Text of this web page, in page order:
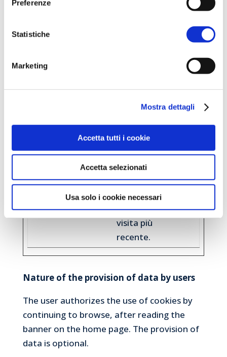
Preferenze
Statistiche
Marketing
Mostra dettagli
Accetta tutti i cookie
Accetta selezionati
Usa solo i cookie necessari
visitato il
sito
internet,
oltre che
le dati per
la prima
visita e la
visita più
recente.
n
Nature of the provision of data by users
The user authorizes the use of cookies by
continuing to browse, after reading the
banner on the home page. The provision of
data is optional.